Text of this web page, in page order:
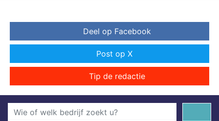
Deel op Facebook
Post op X
Tip de redactie